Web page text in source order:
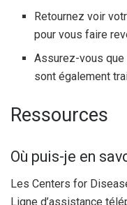
Retournez voir
pour vous faire
Assurez-vous
sont également
Ressources
Où puis-je en
Les Centers for
Ligne d’assistance